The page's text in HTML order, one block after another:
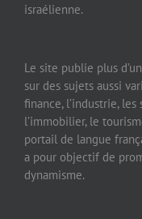
israélienne.
Le site publie plus
sur des sujets aussi
finance, l’industrie, les
l’immobilier, le
portail de langue
a pour objectif de
dynamisme.